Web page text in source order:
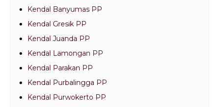
Kendal Banyumas PP
Kendal Gresik PP
Kendal Juanda PP
Kendal Lamongan PP
Kendal Parakan PP
Kendal Purbalingga PP
Kendal Purwokerto PP